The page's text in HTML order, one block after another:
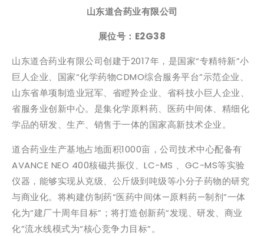
山东道合药业有限公司
展位号：E2G38
山东道合药业有限公司创建于2017年，是国家“专精特新”小
巨人企业、国家“化学药物CDMO综合服务平台”示范企业、
山东省单项制造业冠军、省瞪羚企业、省科技小巨人企业、
省服务业创新中心。是集化学原料药、医药中间体、精细化
学品的研发、生产、销售于一体的国家高新技术企业。
道合药业生产基地占地面积1000亩，公司技术中心配备有
AVANCE NEO 400核磁共振仪、LC-MS 、GC-MS等实验
仪器，能够实现从克级、公斤级到吨级等小分子药物的研究
与商业化。将构建仿制药“医药中间体—原料药—制剂”一体
化为“建厂十周年目标”；将打造创新药“发现、研发、商业
化”流水线模式为“核心竞争力目标”。